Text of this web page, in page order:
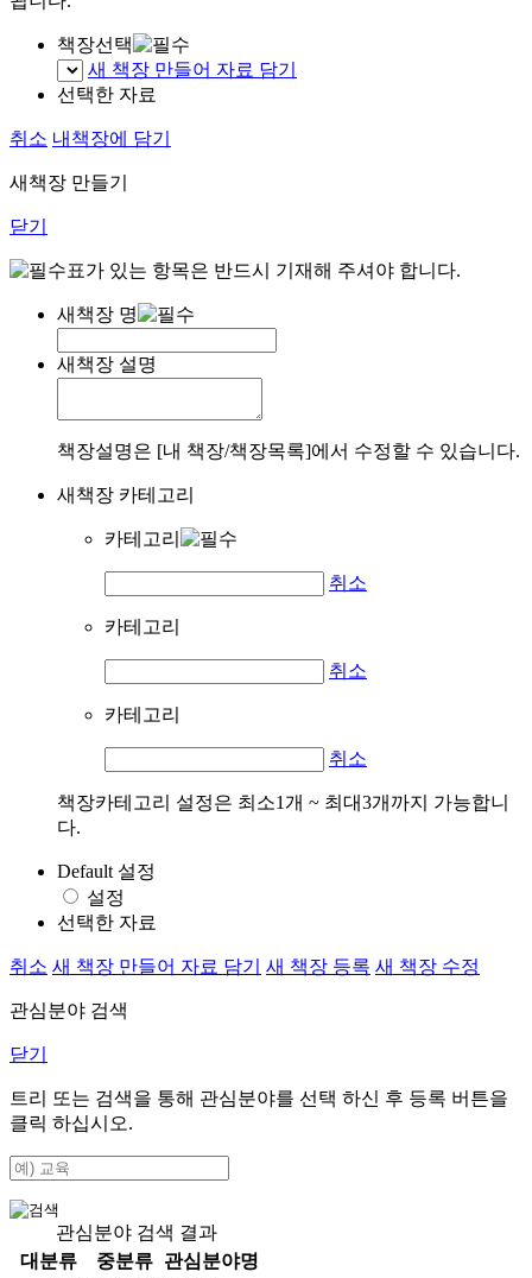
책장선택
새 책장 만들어 자료 담기
선택한 자료
취소 내책장에 담기
새책장 만들기
닫기
표가 있는 항목은 반드시 기재해 주셔야 합니다.
새책장 명
새책장 설명
책장설명은 [내 책장/책장목록]에서 수정할 수 있습니다.
새책장 카테고리
카테고리
취소
카테고리
취소
카테고리
취소
책장카테고리 설정은 최소1개 ~ 최대3개까지 가능합니
다.
Default 설정
설정
선택한 자료
취소 새 책장 만들어 자료 담기 새 책장 등록 새 책장 수정
관심분야 검색
닫기
트리 또는 검색을 통해 관심분야를 선택 하신 후 등록 버튼을
클릭 하십시오.
관심분야 검색 결과
대분류
중분류
관심분야명